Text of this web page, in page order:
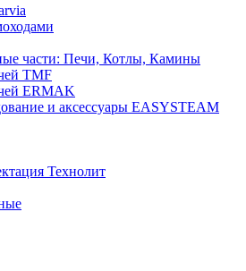
части: Печи, Котлы, Камины
TMF
ERMAK
и аксессуары EASYSTEAM
Технолит